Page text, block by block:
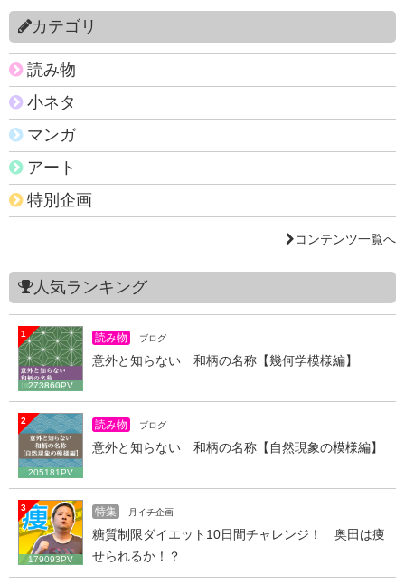
カテゴリ
読み物
小ネタ
マンガ
アート
特別企画
コンテンツ一覧へ
人気ランキング
1
273860PV
読み物 ブログ
意外と知らない 和柄の名称【幾何学模様編】
2
205181PV
読み物 ブログ
意外と知らない 和柄の名称【自然現象の模様編】
3
179093PV
特集 月イチ企画
糖質制限ダイエット10日間チャレンジ！ 奥田は痩
せられるか！？